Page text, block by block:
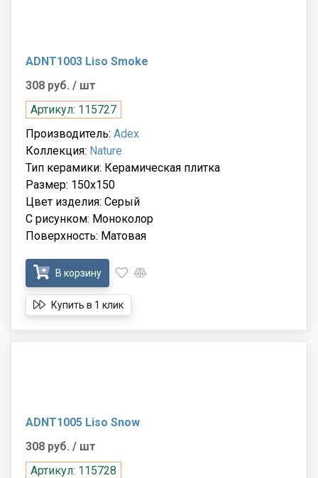
ADNT1003 Liso Smoke
308 руб. / шт
Артикул: 115727
Производитель: Adex
Коллекция: Nature
Тип керамики: Керамическая плитка
Размер: 150x150
Цвет изделия: Серый
С рисунком: Моноколор
Поверхность: Матовая
В корзину
Купить в 1 клик
ADNT1005 Liso Snow
308 руб. / шт
Артикул: 115728